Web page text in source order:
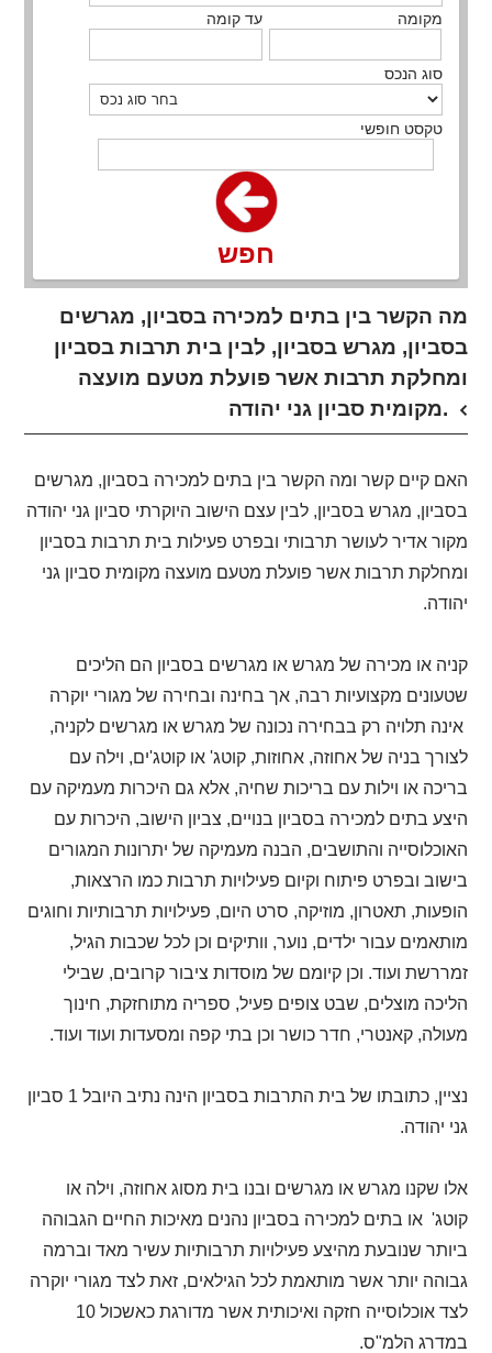
מקומה עד קומה
סוג הנכס
טקסט חופשי
חפש
מה הקשר בין בתים למכירה בסביון, מגרשים
בסביון, מגרש בסביון, לבין בית תרבות בסביון
ומחלקת תרבות אשר פועלת מטעם מועצה
מקומית סביון גני יהודה.
האם קיים קשר ומה הקשר בין בתים למכירה בסביון, מגרשים
בסביון, מגרש בסביון, לבין עצם הישוב היוקרתי סביון גני יהודה
מקור אדיר לעושר תרבותי ובפרט פעילות בית תרבות בסביון
ומחלקת תרבות אשר פועלת מטעם מועצה מקומית סביון גני
יהודה.
קניה או מכירה של מגרש או מגרשים בסביון הם הליכים
שטעונים מקצועיות רבה, אך בחינה ובחירה של מגורי יוקרה
אינה תלויה רק בבחירה נכונה של מגרש או מגרשים לקניה,
לצורך בניה של אחוזה, אחוזות, קוטג' או קוטג'ים, וילה עם
בריכה או וילות עם בריכות שחיה, אלא גם היכרות מעמיקה עם
היצע בתים למכירה בסביון בנויים, צביון הישוב, היכרות עם
האוכלוסייה והתושבים, הבנה מעמיקה של יתרונות המגורים
בישוב ובפרט פיתוח וקיום פעילויות תרבות כמו הרצאות,
הופעות, תאטרון, מוזיקה, סרט היום, פעילויות תרבותיות וחוגים
מותאמים עבור ילדים, נוער, וותיקים וכן לכל שכבות הגיל,
זמררשת ועוד. וכן קיומם של מוסדות ציבור קרובים, שבילי
הליכה מוצלים, שבט צופים פעיל, ספריה מתוחזקת, חינוך
מעולה, קאנטרי, חדר כושר וכן בתי קפה ומסעדות ועוד ועוד.
נציין, כתובתו של בית התרבות בסביון הינה נתיב היובל 1 סביון
גני יהודה.
אלו שקנו מגרש או מגרשים ובנו בית מסוג אחוזה, וילה או
קוטג' או בתים למכירה בסביון נהנים מאיכות החיים הגבוהה
ביותר שנובעת מהיצע פעילויות תרבותיות עשיר מאד וברמה
גבוהה יותר אשר מותאמת לכל הגילאים, זאת לצד מגורי יוקרה
לצד אוכלוסייה חזקה ואיכותית אשר מדורגת כאשכול 10
במדרג הלמ"ס.